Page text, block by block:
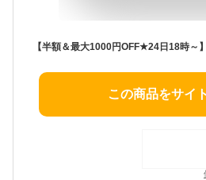
この商品をサイ